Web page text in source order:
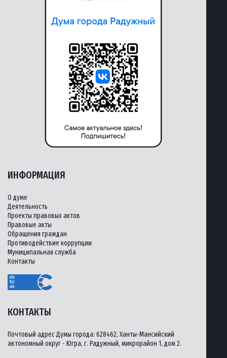
КОНТАКТЫ
Почтовый адрес Думы города: 628462, Ханты-Мансийский
автономный округ - Югра, г. Радужный, микрорайон 1, дом 2.
ИНФОРМАЦИЯ
О думе
Деятельность
Проекты правовых актов
Правовые акты
Обращения граждан
Противодействие коррупции
Муниципальная служба
Контакты